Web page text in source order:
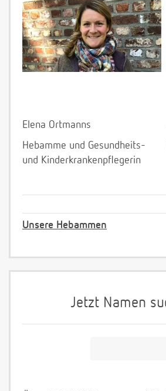
Elena Ortmanns
Hebamme und Gesundheits-
und Kinderkrankenpflegerin
Unsere Hebammen
Jetzt Namen